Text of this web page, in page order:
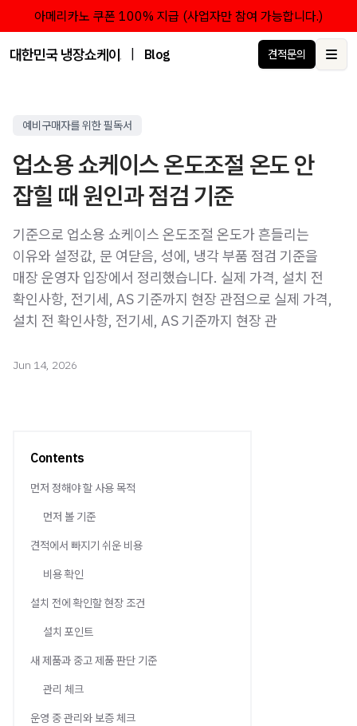
아메리카노 쿠폰 100% 지급 (사업자만 참여 가능합니다.)
대한민국 냉장쇼케이스 점유율 1위 브랜드 한성쇼케이스
Blog 견적문의
예비구매자를 위한 필독서
업소용 쇼케이스 온도조절 온도 안
잡힐 때 원인과 점검 기준
기준으로 업소용 쇼케이스 온도조절 온도가 흔들리는
이유와 설정값, 문 여닫음, 성에, 냉각 부품 점검 기준을
매장 운영자 입장에서 정리했습니다. 실제 가격, 설치 전
확인사항, 전기세, AS 기준까지 현장 관점으로 실제 가격,
설치 전 확인사항, 전기세, AS 기준까지 현장 관
Jun 14, 2026
Contents
먼저 정해야 할 사용 목적
먼저 볼 기준
견적에서 빠지기 쉬운 비용
비용 확인
설치 전에 확인할 현장 조건
설치 포인트
새 제품과 중고 제품 판단 기준
관리 체크
운영 중 관리와 보증 체크